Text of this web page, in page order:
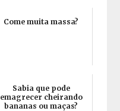
Come muita massa?
Sabia que pode
emagrecer cheirando
bananas ou maças?